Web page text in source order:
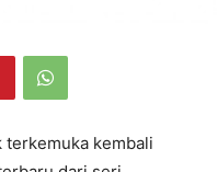
kembali